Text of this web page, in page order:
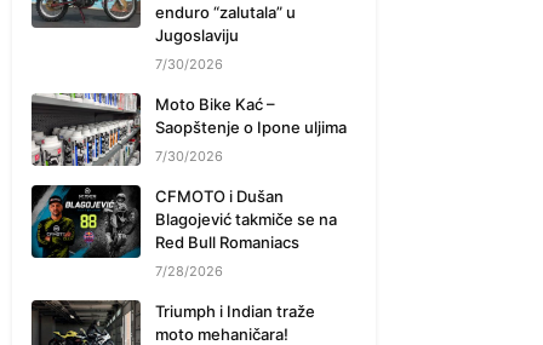
enduro “zalutala” u
Jugoslaviju
7/30/2026
Moto Bike Kać –
Saopštenje o Ipone uljima
7/30/2026
CFMOTO i Dušan
Blagojević takmiče se na
Red Bull Romaniacs
7/28/2026
Triumph i Indian traže
moto mehaničara!